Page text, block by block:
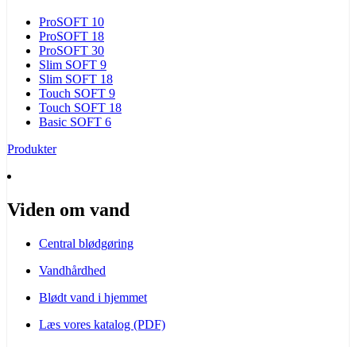
ProSOFT 10
ProSOFT 18
ProSOFT 30
Slim SOFT 9
Slim SOFT 18
Touch SOFT 9
Touch SOFT 18
Basic SOFT 6
Produkter
Viden om vand
Central blødgøring
Vandhårdhed
Blødt vand i hjemmet
Læs vores katalog (PDF)